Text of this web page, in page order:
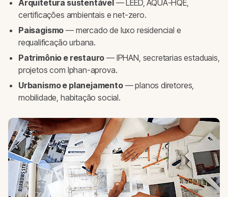
Arquitetura sustentável— LEED, AQUA-HQE,
certificações ambientais e net-zero.
Paisagismo — mercado de luxo residencial e
requalificação urbana.
Patrimônio e restauro — IPHAN, secretarias estaduais,
projetos com Iphan-aprova.
Urbanismo e planejamento— planos diretores,
mobilidade, habitação social.